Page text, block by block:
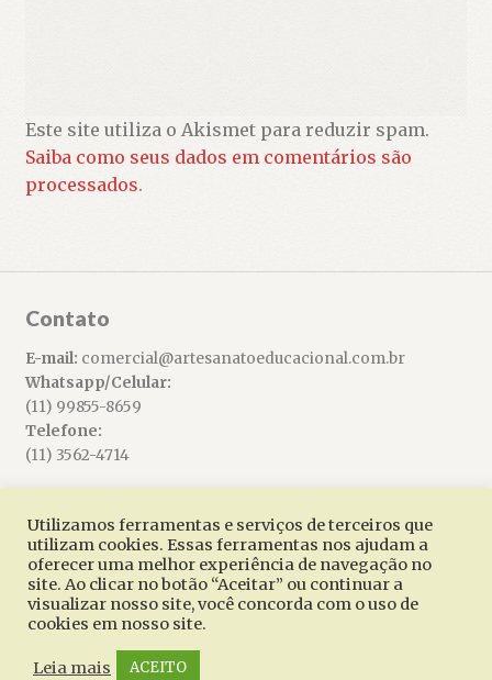
Este site utiliza o Akismet para reduzir spam.
Saiba como seus dados em comentários são
processados.
Contato
E-mail: comercial@artesanatoeducacional.com.br
Whatsapp/Celular:
(11) 99855-8659
Telefone:
(11) 3562-4714
© Artesanato Educacional 2026
Built with WooCommerce.
Utilizamos ferramentas e serviços de terceiros que
utilizam cookies. Essas ferramentas nos ajudam a
oferecer uma melhor experiência de navegação no
site. Ao clicar no botão “Aceitar” ou continuar a
visualizar nosso site, você concorda com o uso de
cookies em nosso site.
Leia mais ACEITO